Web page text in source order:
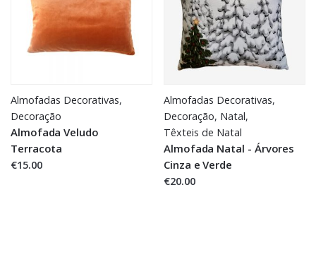
Almofadas Decorativas,
Decoração
Almofada Veludo
Terracota
€15.00
Almofadas Decorativas,
Decoração, Natal,
Têxteis de Natal
Almofada Natal - Árvores
Cinza e Verde
€20.00